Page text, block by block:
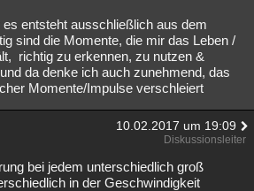
entsteht ausschließlich aus dem
sind die Momente, die mir das Leben /
richtig zu erkennen, zu nutzen &
da denke ich auch zunehmend, das
Momente/Impulse verschleiert
10.02.2017 um 19:09
Diskussionsleiter
bei jedem unterschiedlich groß
in der Geschwindigkeit